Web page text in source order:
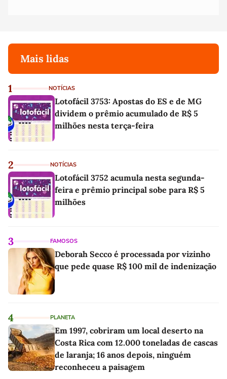
Mais lidas
1 NOTÍCIAS
Lotofácil 3753: Apostas do ES e de MG
dividem o prêmio acumulado de R$ 5
milhões nesta terça-feira
2 NOTÍCIAS
Lotofácil 3752 acumula nesta segunda-
feira e prêmio principal sobe para R$ 5
milhões
3 FAMOSOS
Deborah Secco é processada por vizinho
que pede quase R$ 100 mil de indenização
4 PLANETA
Em 1997, cobriram um local deserto na
Costa Rica com 12.000 toneladas de cascas
de laranja; 16 anos depois, ninguém
reconheceu a paisagem